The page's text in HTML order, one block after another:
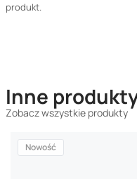
produkt.
Inne
Zobacz wszystkie produkty
Nowość